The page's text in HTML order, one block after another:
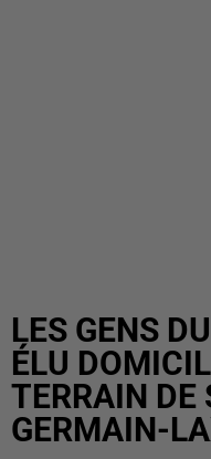
LES GENS
ÉLU
TERRAIN DE
GERMAIN-